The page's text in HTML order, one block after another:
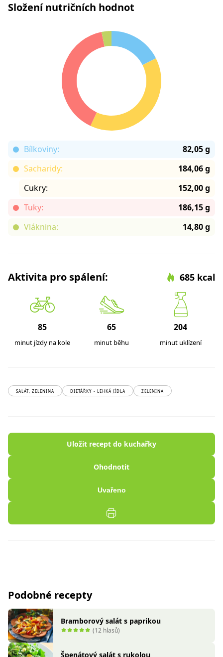
Složení nutričních hodnot
Bílkoviny:
82,05 g
Sacharidy:
184,06 g
Cukry:
152,00 g
Tuky:
186,15 g
Vláknina:
14,80 g
Aktivita pro spálení: 685 kcal
85
minut jízdy na kole
65
minut běhu
204
minut uklízení
SALÁT, ZELENINA DIETÁŘKY - LEHKÁ JÍDLA ZELENINA
Uložit recept do kuchařky
Ohodnotit
Uvařeno
Podobné recepty
Bramborový salát s paprikou
(12 hlasů)
Špenátový salát s rukolou